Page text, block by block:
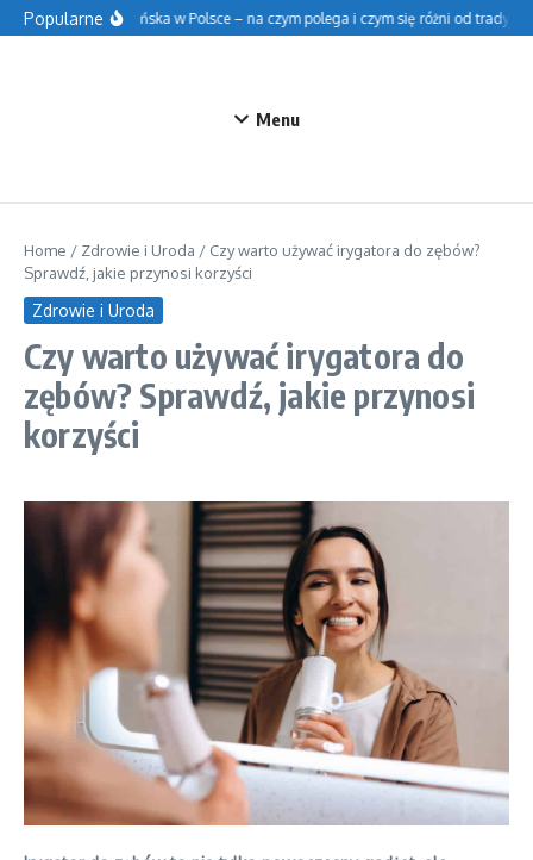
Przejdź do treści
PopularneSzkoła fińska w Polsce – na czym polega i czym się różni od
Menu
Home / Zdrowie i Uroda / Czy warto używać irygatora do zębów?
Sprawdź, jakie przynosi korzyści
Zdrowie i Uroda
Czy warto używać irygatora do
zębów? Sprawdź, jakie przynosi
korzyści